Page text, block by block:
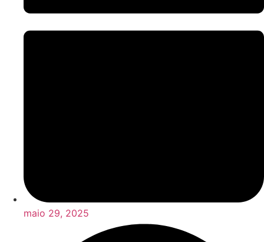
maio 29, 2025